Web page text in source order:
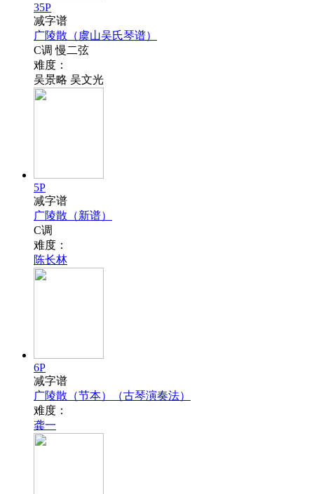
35P
减字谱
广陵散（虞山吴氏琴谱）
C调 慢二弦
难度：
吴景略 吴文光
5P
减字谱
广陵散（新谱）
C调
难度：
陈长林
6P
减字谱
广陵散（节本）（古琴演奏法）
难度：
龚一